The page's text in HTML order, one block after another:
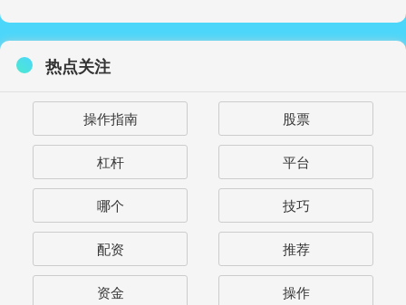
热点关注
操作指南 股票
杠杆 平台
哪个 技巧
配资 推荐
资金 操作